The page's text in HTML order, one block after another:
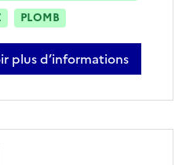
PLOMB
plus d’informations
clara bischoff